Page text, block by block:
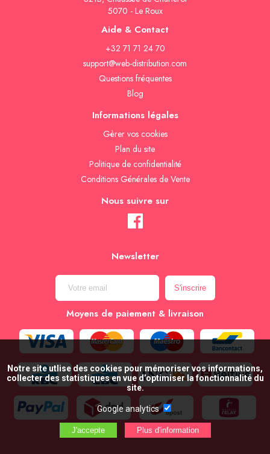
5070 - Le Roux
Aide & Contact
+32 71 71 24 70
support@web-distribution.com
Questions fréquentes
Blog
Informations légales
Gèrer vos cookies
Plan du site
Politique de confidentialité
Conditions Générales de Vente
Nous suivre sur
Newsletter
Moyens de paiement & livraison
Notre site utlise des cookies pour mémoriser vos informations,
collecter des statistiques en vue d’optimiser la fonctionnalité du
site.
Google analytics